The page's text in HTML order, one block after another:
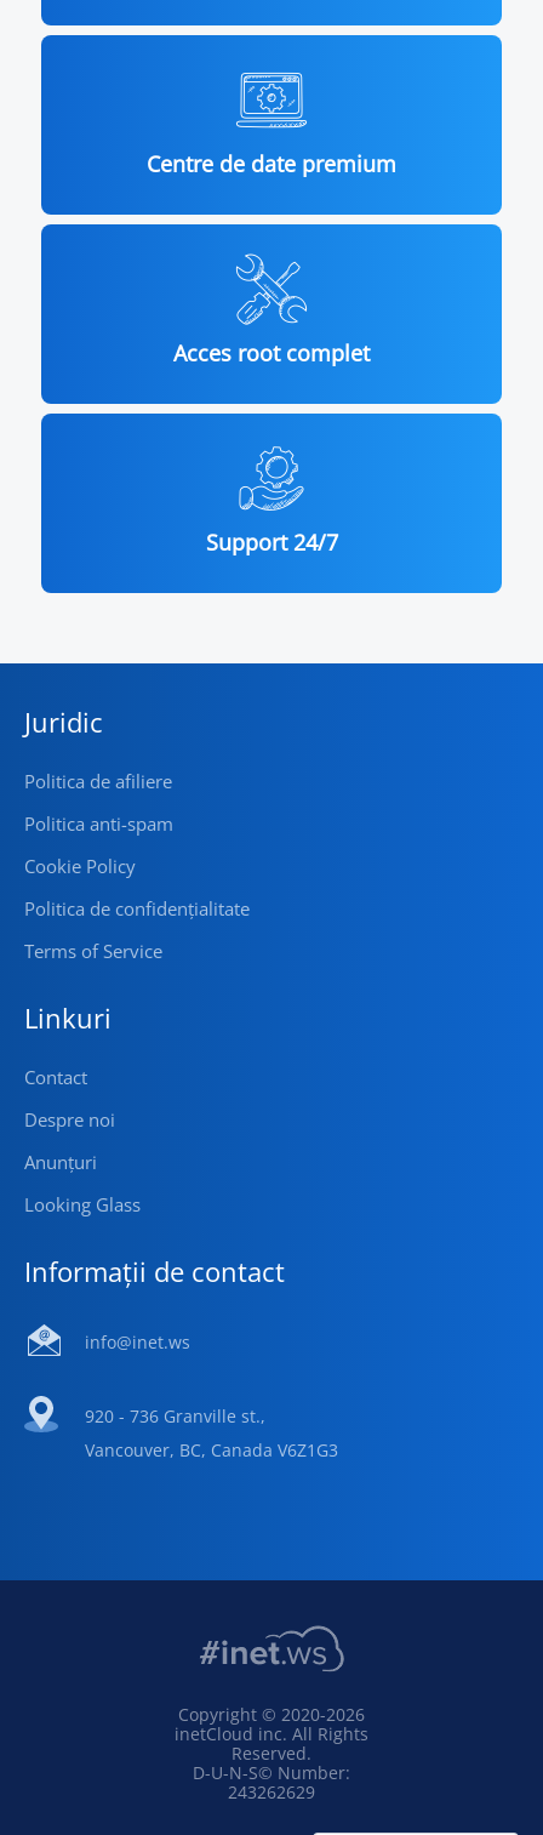
Centre de date premium
Acces root complet
Support 24/7
Juridic
Politica de afiliere
Politica anti-spam
Cookie Policy
Politica de confidențialitate
Terms of Service
Linkuri
Contact
Despre noi
Anunțuri
Looking Glass
Informații de contact
info@inet.ws
920 - 736 Granville st.,
Vancouver, BC, Canada V6Z1G3
Copyright © 2020-2026
inetCloud inc. All Rights
Reserved.
D-U-N-S© Number:
243262629